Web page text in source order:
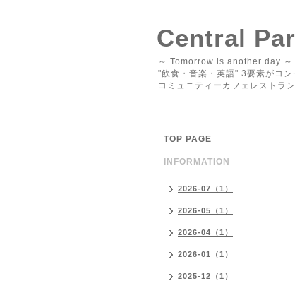
Central
～ Tomorrow is another day ～
"飲食・音楽・英語" 3要素がコン
コミュニティーカフェレストラン
TOP PAGE
INFORMATION
2026-07（1）
2026-05（1）
2026-04（1）
2026-01（1）
2025-12（1）